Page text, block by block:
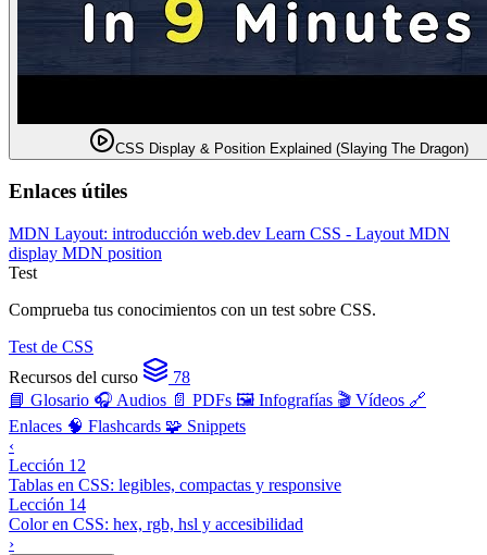
CSS Display & Position Explained (Slaying The Dragon)
Enlaces útiles
MDN Layout: introducción web.dev Learn CSS - Layout MDN
display MDN position
Test
Comprueba tus conocimientos con un test sobre CSS.
Test de CSS
Recursos del curso
78
📘 Glosario 🎧 Audios 📄 PDFs 🖼️ Infografías 🎬 Vídeos 🔗
Enlaces 🧠 Flashcards 🧩 Snippets
‹
Lección 12
Tablas en CSS: legibles, compactas y responsive
Lección 14
Color en CSS: hex, rgb, hsl y accesibilidad
›